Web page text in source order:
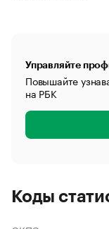
Управляйте
Повышайте
на РБК
Коды